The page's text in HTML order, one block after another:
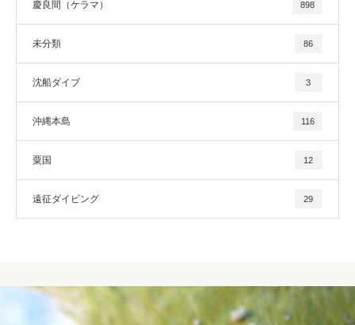
慶良間（ケラマ） 898
未分類 86
沈船ダイブ 3
沖縄本島 116
粟国 12
遠征ダイビング 29